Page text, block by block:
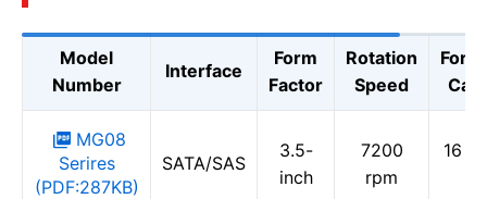
Model
Number
Interface
Form
Factor
Rotation
Speed
MG08
Serires
(PDF:287KB)
SATA/SAS
3.5-
inch
7200
rpm
16